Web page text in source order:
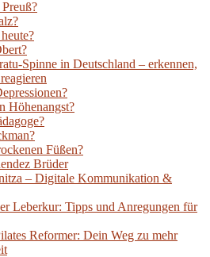
Spinne in Deutschland – erkennen,
Höhenangst?
Füßen?
Brüder
– Digitale Kommunikation &
Leberkur: Tipps und Anregungen für
Reformer: Dein Weg zu mehr